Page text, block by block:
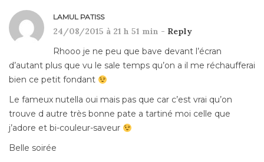
LAMUL PATISS
24/08/2015 à 21 h 51 min - Reply
Rhooo je ne peu que bave devant l’écran
d’autant plus que vu le sale temps qu’on a il me réchaufferai
bien ce petit fondant
Le fameux nutella oui mais pas que car c’est vrai qu’on
trouve d autre très bonne pate a tartiné moi celle que
j’adore et bi-couleur-saveur
Belle soirée